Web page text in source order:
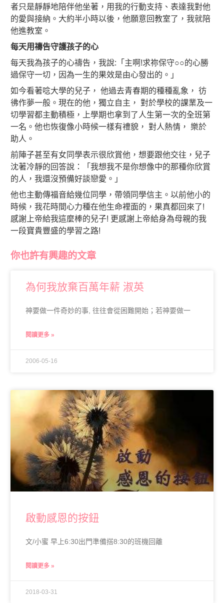
者只是靜靜地陪伴他坐著，用我的行動支持、表達我對他
的愛與接納。大約半小時以後，他願意回教室了，我就陪
他進教室。
每天用禱告守護孩子的心
每天我為孩子的心禱告，我說:「主啊!求祢保守○○的心勝
過保守一切，因為一生的果效是由心發出的。」
如今看著唸大學的兒子， 他過去青春期的種種亂象， 彷
彿作夢一般。現在的他，獨立自主， 對於學校的課業及一
切學習都主動積極，上學期也拿到了人生第一次的全班第
一名。他也恢復像小時候一樣有禮貌， 對人熱情， 樂於
助人。
前陣子甚至有女同學表示很欣賞他，想要跟他交往，兒子
沈著冷靜的回答說：「我想我不是你想像中的那種你欣賞
的人，我還沒預備好談戀愛。」
他也主動傳福音給幾位同學，帶領同學信主。以前他小的
時候，我花時間心力種在他生命裡面的，果真都回來了!
感謝上帝給我這麼棒的兒子! 更感謝上帝給身為母親的我
一段寶貴豐盛的學習之路!
你也許有興趣的文章
為何我放棄百萬年薪 淑英
神要做一件奇妙的事, 往往會從困難開始；若神要做一
閱讀更多 »
2006-05-16
啟動感恩的按鈕
文/小蜜 早上6:30出門準備搭8:30的班機回離
閱讀更多 »
2018-03-31